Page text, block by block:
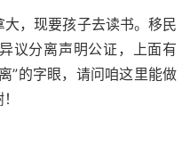
，现要孩子去读书。移民
议分离声明公证，上面有
”的字眼，请问咱这里能做